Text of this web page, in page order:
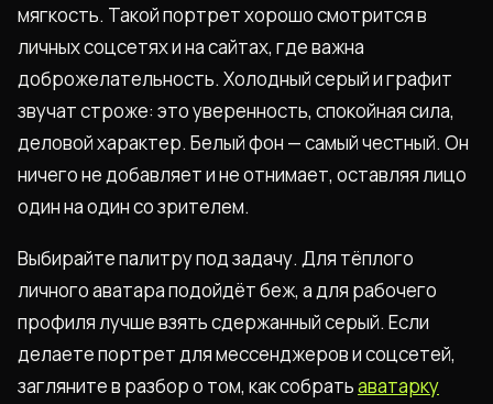
мягкость. Такой портрет хорошо смотрится в
личных соцсетях и на сайтах, где важна
доброжелательность. Холодный серый и графит
звучат строже: это уверенность, спокойная сила,
деловой характер. Белый фон — самый честный. Он
ничего не добавляет и не отнимает, оставляя лицо
один на один со зрителем.
Выбирайте палитру под задачу. Для тёплого
личного аватара подойдёт беж, а для рабочего
профиля лучше взять сдержанный серый. Если
делаете портрет для мессенджеров и соцсетей,
загляните в разбор о том, как собратьаватарку